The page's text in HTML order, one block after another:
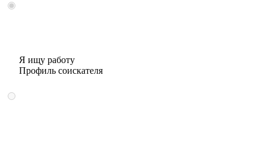
Я ищу работу
Профиль соискателя